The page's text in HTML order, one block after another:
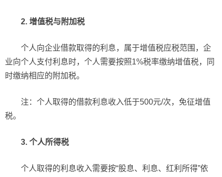
2. 增值税与附加税
个人向企业借款取得的利息，属于增值税应税范围，企
业向个人支付利息时，个人需要按照1%税率缴纳增值税，同
时缴纳相应的附加税。
注：个人取得的借款利息收入低于500元/次，免征增值
税。
3. 个人所得税
个人取得的利息收入需要按“股息、利息、红利所得”依